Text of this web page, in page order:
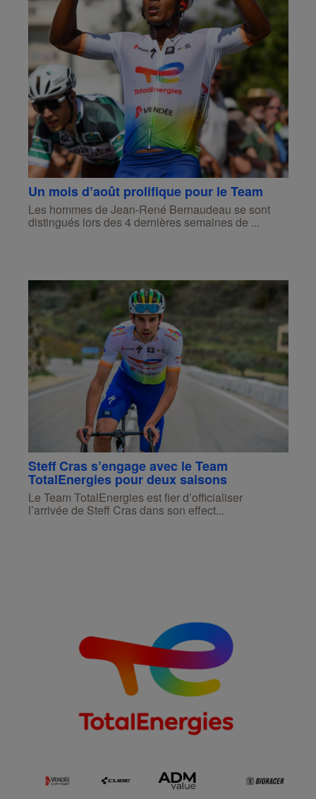
Un mois d’août prolifique pour le Team
Les hommes de Jean-René Bernaudeau se sont
distingués lors des 4 dernières semaines de ...
Steff Cras s’engage avec le Team
TotalEnergies pour deux saisons
Le Team TotalEnergies est fier d’officialiser
l’arrivée de Steff Cras dans son effect...